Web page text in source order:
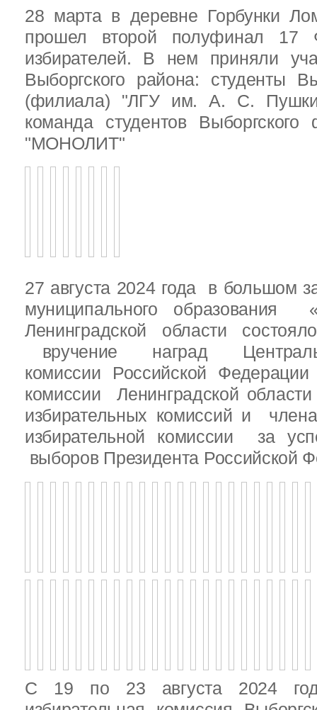
28 марта в деревне Горбунки
прошел второй полуфинал 17
избирателей. В нем приняли
Выборгского района: студенты
(филиала) "ЛГУ им. А. С.
команда студентов
"МОНОЛИТ"
27 августа 2024 года в большом
муниципального образования
Ленинградской области
вручение наград
комиссии Российской
комиссии Ленинградской
избирательных комиссий и
избирательной комиссии за
выборов Президента Российской
С 19 по 23 августа 2024